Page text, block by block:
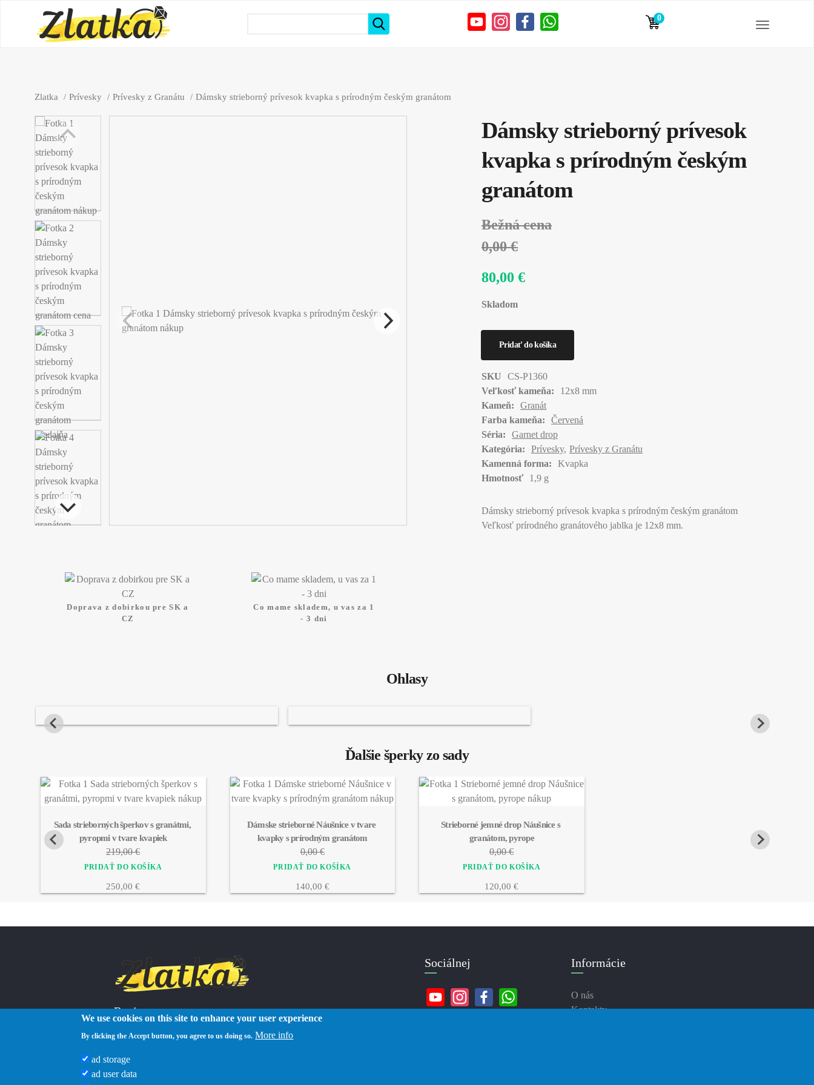
0
položiek
Zlatka Prívesky Prívesky z Granátu Dámsky strieborný prívesok kvapka s prírodným českým granátom
Dámsky strieborný prívesok
kvapka s prírodným českým
granátom
Bežná cena
0,00 €
80,00 €
Skladom
SKU
CS-P1360
Veľkosť kameňa:
12x8 mm
Kameň:
Granát
Farba kameňa:
Červená
Séria:
Garnet drop
Kategória:
Prívesky Prívesky z Granátu
Kamenná forma:
Kvapka
Hmotnosť
1,9 g
Dámsky strieborný prívesok kvapka s prírodným českým granátom
Veľkosť prírodného granátového jablka je 12x8 mm.
Doprava z dobirkou pre SK a
CZ
Co mame skladem, u vas za 1
- 3 dni
Ohlasy
Ďalšie šperky zo sady
Sada strieborných šperkov s granátmi,
pyropmi v tvare kvapiek
219,00 €
250,00 €
Dámske strieborné Náušnice v tvare
kvapky s prírodným granátom
0,00 €
140,00 €
Strieborné jemné drop Náušnice s
granátom, pyrope
0,00 €
120,00 €
Reviews
Sociálnej Informácie
O nás
Kontakty
We use cookies on this site to enhance your user experience
By clicking the Accept button, you agree to us doing so. More info
ad storage
ad user data